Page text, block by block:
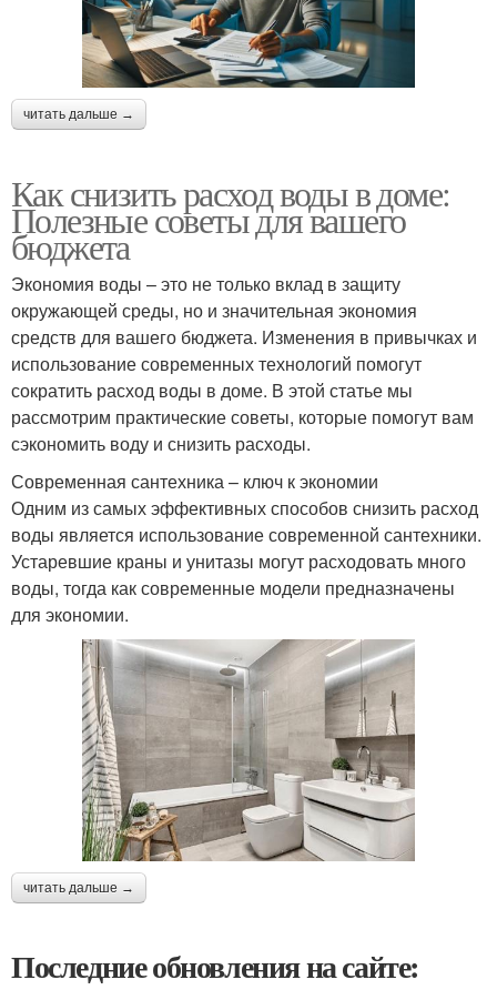
читать дальше →
Как снизить расход воды в доме:
Полезные советы для вашего
бюджета
Экономия воды – это не только вклад в защиту
окружающей среды, но и значительная экономия
средств для вашего бюджета. Изменения в привычках и
использование современных технологий помогут
сократить расход воды в доме. В этой статье мы
рассмотрим практические советы, которые помогут вам
сэкономить воду и снизить расходы.
Современная сантехника – ключ к экономии
Одним из самых эффективных способов снизить расход
воды является использование современной сантехники.
Устаревшие краны и унитазы могут расходовать много
воды, тогда как современные модели предназначены
для экономии.
читать дальше →
Последние обновления на сайте: